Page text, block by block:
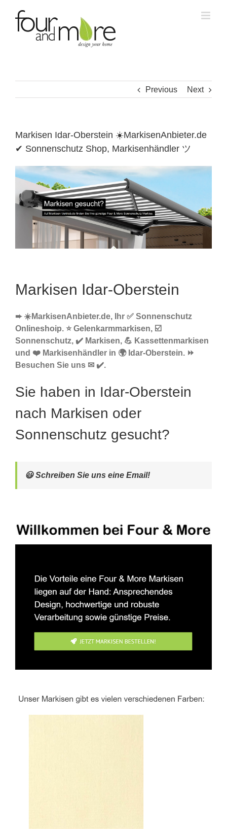
content
Previous Next
Markisen Idar-Oberstein ☀️MarkisenAnbieter.de
✔ Sonnenschutz Shop, Markisenhändler ツ
Markisen Idar-Oberstein
➨ ☀️MarkisenAnbieter.de, Ihr ✅ Sonnenschutz
Onlineshoip. ⭐ Gelenkarmmarkisen, ☑️
Sonnenschutz, ✔️ Markisen, 💪 Kassettenmarkisen
und ❤️ Markisenhändler in 🌍 Idar-Oberstein. ⏩
Besuchen Sie uns ✉ ✔️.
Sie haben in Idar-Oberstein
nach Markisen oder
Sonnenschutz gesucht?
😃 Schreiben Sie uns eine Email!